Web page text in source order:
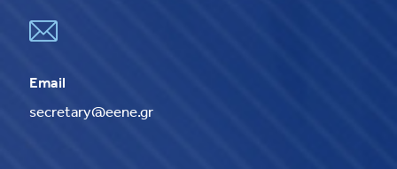
Email
secretary@eene.gr